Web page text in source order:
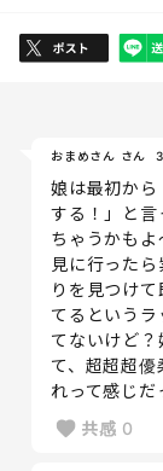
おまめさん さん
娘は最初から
する！」と言
ちゃうかも
見に行った
りを見つけ
てるという
てないけど
て、超超超
れって感じだ
共感 0